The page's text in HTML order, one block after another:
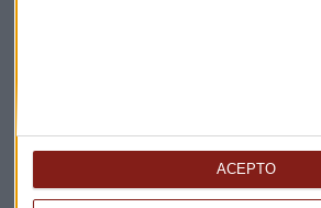
ACEPTO